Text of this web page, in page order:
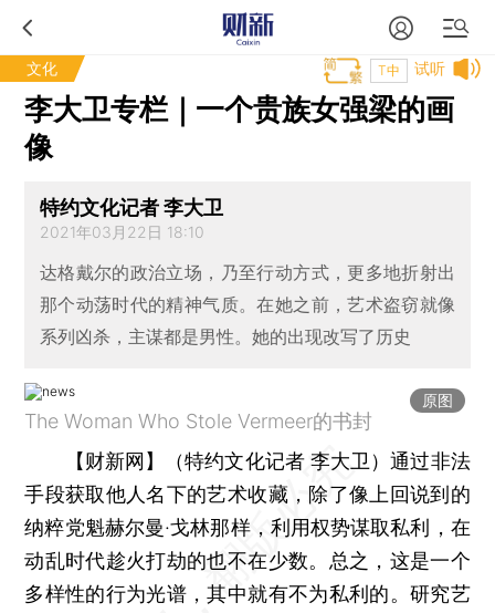
文化 试听
T中
李大卫专栏｜一个贵族女强梁的画
像
特约文化记者 李大卫
2021年03月22日 18:10
达格戴尔的政治立场，乃至行动方式，更多地折射出
那个动荡时代的精神气质。在她之前，艺术盗窃就像
系列凶杀，主谋都是男性。她的出现改写了历史
原图
The Woman Who Stole Vermeer的书封
【财新网】（特约文化记者 李大卫）通过非法
手段获取他人名下的艺术收藏，除了像上回说到的
纳粹党魁赫尔曼·戈林那样，利用权势谋取私利，在
动乱时代趁火打劫的也不在少数。总之，这是一个
多样性的行为光谱，其中就有不为私利的。研究艺